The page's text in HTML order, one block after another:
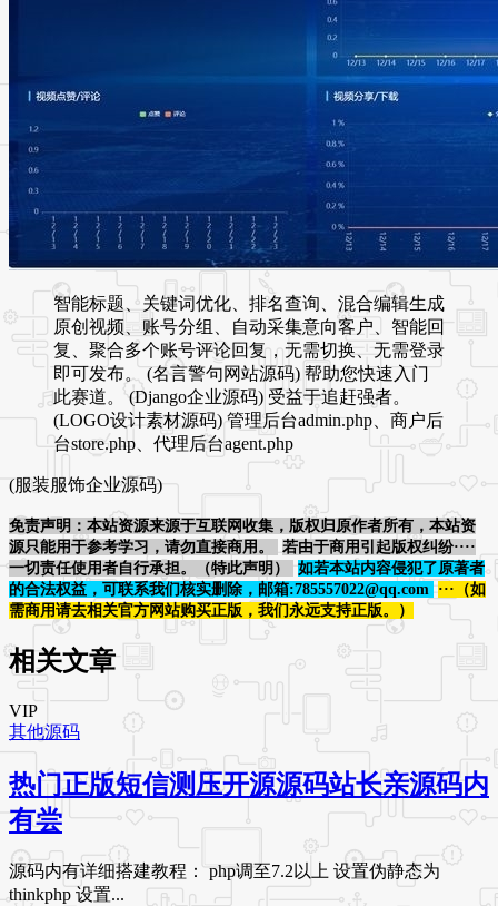
智能标题、关键词优化、排名查询、混合编辑生成
原创视频、账号分组、自动采集意向客户、智能回
复、聚合多个账号评论回复，无需切换、无需登录
即可发布。 (名言警句网站源码) 帮助您快速入门
此赛道。 (Django企业源码) 受益于追赶强者。
(LOGO设计素材源码) 管理后台admin.php、商户后
台store.php、代理后台agent.php
(服装服饰企业源码)
免责声明：本站资源来源于互联网收集，版权归原作者所有，本站资
源只能用于参考学习，请勿直接商用。
若由于商用引起版权纠纷····
一切责任使用者自行承担。（特此声明）
如若本站内容侵犯了原著者
的合法权益，可联系我们核实删除，邮箱:785557022@qq.com
···（如
需商用请去相关官方网站购买正版，我们永远支持正版。）
相关文章
VIP
其他源码
热门正版短信测压开源源码站长亲源码内
有尝
源码内有详细搭建教程： php调至7.2以上 设置伪静态为
thinkphp 设置...